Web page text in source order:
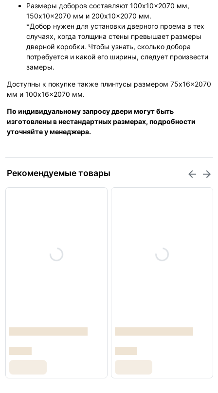
Размеры доборов составляют 100x10x2070 мм,
150x10x2070 мм и 200x10x2070 мм.
*Добор нужен для установки дверного проема в тех
случаях, когда толщина стены превышает размеры
дверной коробки. Чтобы узнать, сколько добора
потребуется и какой его ширины, следует произвести
замеры.
Доступны к покупке также плинтусы размером 75x16x2070
мм и 100x16x2070 мм.
По индивидуальному запросу двери могут быть
изготовлены в нестандартных размерах, подробности
уточняйте у менеджера.
Рекомендуемые товары